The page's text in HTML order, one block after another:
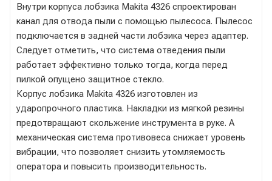
Внутри корпуса лобзика Makita 4326 спроектирован
канал для отвода пыли с помощью пылесоса. Пылесос
подключается в задней части лобзика через адаптер.
Следует отметить, что система отведения пыли
работает эффективно только тогда, когда перед
пилкой опущено защитное стекло.
Корпус лобзика Makita 4326 изготовлен из
ударопрочного пластика. Накладки из мягкой резины
предотвращают скольжение инструмента в руке. А
механическая система противовеса снижает уровень
вибрации, что позволяет снизить утомляемость
оператора и повысить производительность.